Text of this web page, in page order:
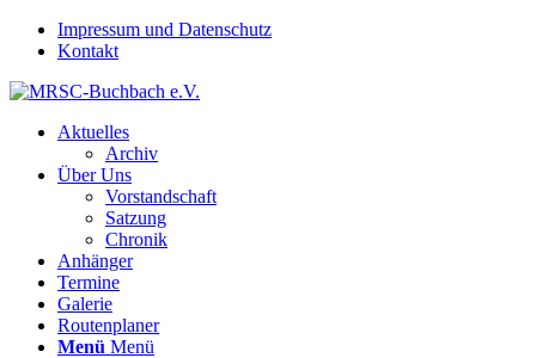
Impressum und Datenschutz
Kontakt
Aktuelles
Archiv
Über Uns
Vorstandschaft
Satzung
Chronik
Anhänger
Termine
Galerie
Routenplaner
Menü Menü